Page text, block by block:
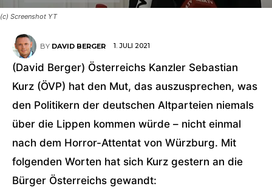
(c) Screenshot YT
BY DAVID BERGER 1. JULI 2021
(David Berger) Österreichs Kanzler Sebastian
Kurz (ÖVP) hat den Mut, das auszusprechen, was
den Politikern der deutschen Altparteien niemals
über die Lippen kommen würde – nicht einmal
nach dem Horror-Attentat von Würzburg. Mit
folgenden Worten hat sich Kurz gestern an die
Bürger Österreichs gewandt: